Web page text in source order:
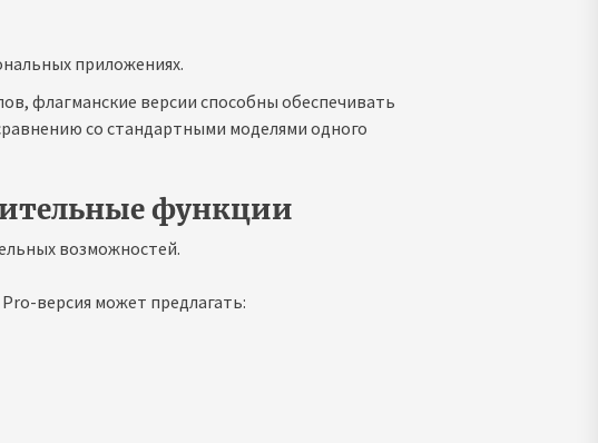
приложениях.
флагманские версии способны обеспечивать
со стандартными моделями одного
функции
возможностей.
версия может предлагать: